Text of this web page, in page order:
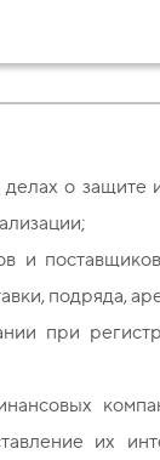
о защите
и
подряда,
при
их